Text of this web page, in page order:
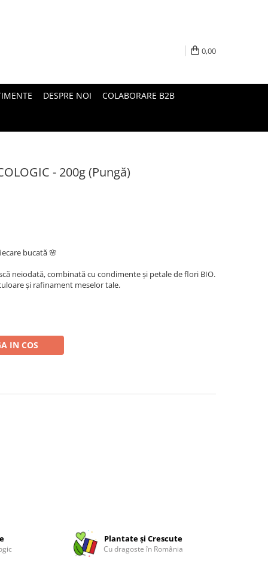
0,00
DESPRE NOI COLABORARE B2B
- 200g (Pungă)
bucată 🌸
neiodată, combinată cu condimente și petale de flori BIO.
și rafinament meselor tale.
IN COS
Plantate și Crescute
Cu dragoste în România